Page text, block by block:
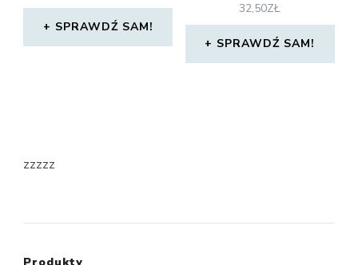
SPRAWDŹ SAM!
CLEANSING GEL WITH
SUNFLOWER 200ML
32,50ZŁ
SPRAWDŹ SAM!
zzzzz